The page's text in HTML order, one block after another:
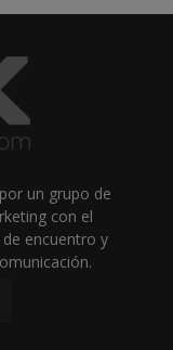
un grupo de
con el
encuentro y